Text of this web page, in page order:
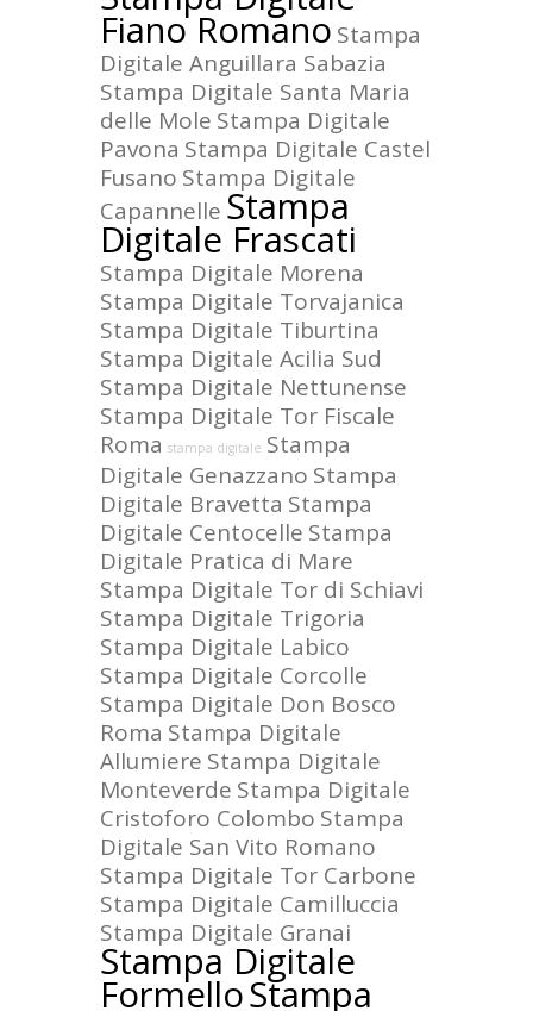
Fiano Romano Stampa
Digitale Anguillara Sabazia
Stampa Digitale Santa Maria
delle Mole Stampa Digitale
Pavona Stampa Digitale Castel
Fusano Stampa Digitale
Capannelle Stampa
Digitale Frascati
Stampa Digitale Morena
Stampa Digitale Torvajanica
Stampa Digitale Tiburtina
Stampa Digitale Acilia Sud
Stampa Digitale Nettunense
Stampa Digitale Tor Fiscale
Roma stampa digitale Stampa
Digitale Genazzano Stampa
Digitale Bravetta Stampa
Digitale Centocelle Stampa
Digitale Pratica di Mare
Stampa Digitale Tor di Schiavi
Stampa Digitale Trigoria
Stampa Digitale Labico
Stampa Digitale Corcolle
Stampa Digitale Don Bosco
Roma Stampa Digitale
Allumiere Stampa Digitale
Monteverde Stampa Digitale
Cristoforo Colombo Stampa
Digitale San Vito Romano
Stampa Digitale Tor Carbone
Stampa Digitale Camilluccia
Stampa Digitale Granai
Stampa Digitale
FormelloStampa